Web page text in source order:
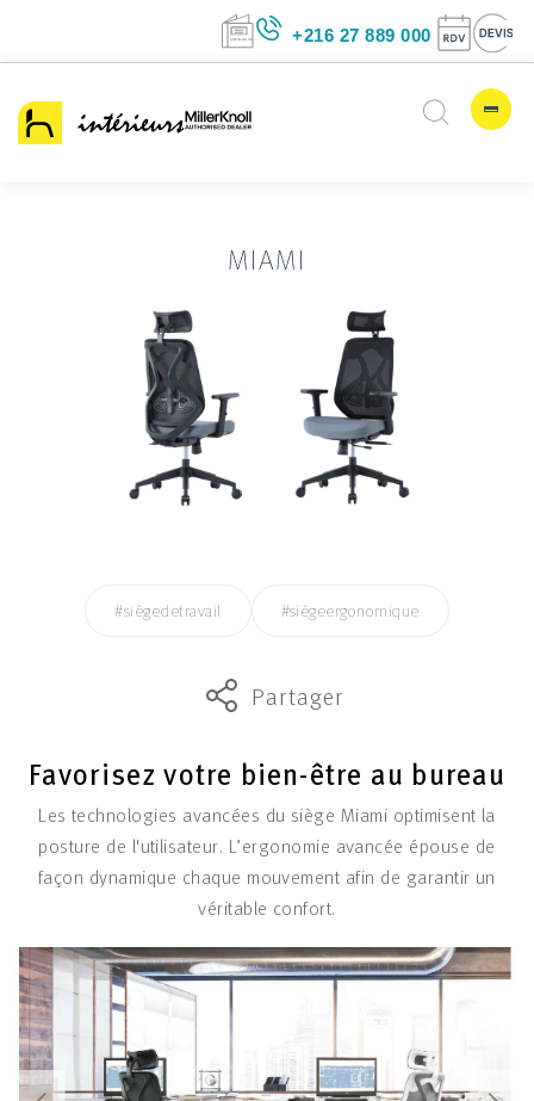
+216 27 889
MIAMI
#siègedetravail #siègeergonomique
Partager
Favorisez votre bien-être au bureau
Les technologies avancées du siège Miami optimisent la
posture de l'utilisateur. L’ergonomie avancée épouse de
façon dynamique chaque mouvement afin de garantir un
véritable confort.